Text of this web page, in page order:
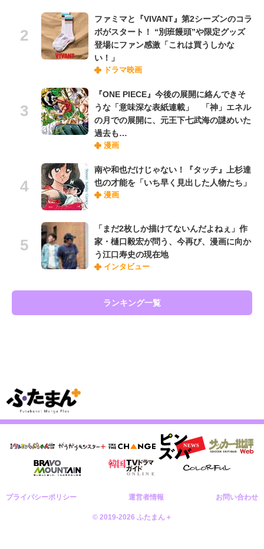
ファミマと『VIVANT』第2シーズンのコラ
ボがスタート！ “別班饅頭”や限定グッズ
登場にファン感激「これは買うしかな
い！」
ドラマ映画
『ONE PIECE』今後の展開に絡んできそ
うな「意味深な表紙連載」 「神」エネル
の月での展開に、元王下七武海の謎めいた
過去も…
漫画
南や和也だけじゃない！『タッチ』上杉達
也の才能を「いち早く見出した人物たち」
漫画
「まだ2枚しか描けてないんだよねぇ」作
家・樋口毅宏が問う、今再び、漫画に向か
う江口寿史の現在地
インタビュー
ランキング一覧
プライバシーポリシー 運営者情報 お問い合わせ
© 2019-2026 ふたまん＋